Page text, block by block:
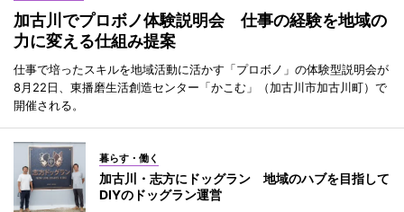
加古川でプロボノ体験説明会 仕事の経験を地域の
力に変える仕組み提案
仕事で培ったスキルを地域活動に活かす「プロボノ」の体験型説明会が
8月22日、東播磨生活創造センター「かこむ」（加古川市加古川町）で
開催される。
暮らす・働く
加古川・志方にドッグラン 地域のハブを目指して
DIYのドッグラン運営